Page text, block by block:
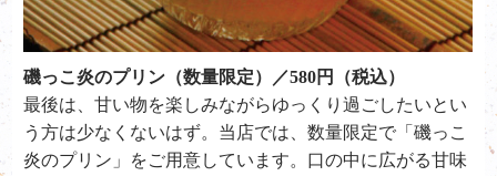
磯っこ炎のプリン（数量限定）／580円（税込）
最後は、甘い物を楽しみながらゆっくり過ごしたいとい
う方は少なくないはず。当店では、数量限定で「磯っこ
炎のプリン」をご用意しています。口の中に広がる甘味